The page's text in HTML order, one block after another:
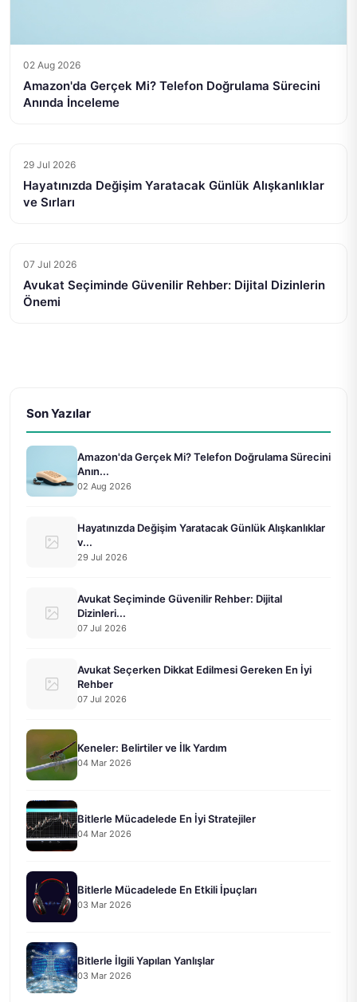
02 Aug 2026
Amazon'da Gerçek Mi? Telefon Doğrulama Sürecini
Anında İnceleme
29 Jul 2026
Hayatınızda Değişim Yaratacak Günlük Alışkanlıklar
ve Sırları
07 Jul 2026
Avukat Seçiminde Güvenilir Rehber: Dijital Dizinlerin
Önemi
Son Yazılar
Amazon'da Gerçek Mi? Telefon Doğrulama Sürecini
Anın...
02 Aug 2026
Hayatınızda Değişim Yaratacak Günlük Alışkanlıklar
v...
29 Jul 2026
Avukat Seçiminde Güvenilir Rehber: Dijital
Dizinleri...
07 Jul 2026
Avukat Seçerken Dikkat Edilmesi Gereken En İyi
Rehber
07 Jul 2026
Keneler: Belirtiler ve İlk Yardım
04 Mar 2026
Bitlerle Mücadelede En İyi Stratejiler
04 Mar 2026
Bitlerle Mücadelede En Etkili İpuçları
03 Mar 2026
Bitlerle İlgili Yapılan Yanlışlar
03 Mar 2026